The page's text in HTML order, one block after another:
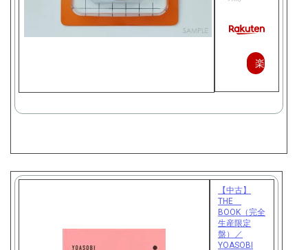
楽
入
【中古】
THE
BOOK（完全
生産限定
盤）／
YOASOBI